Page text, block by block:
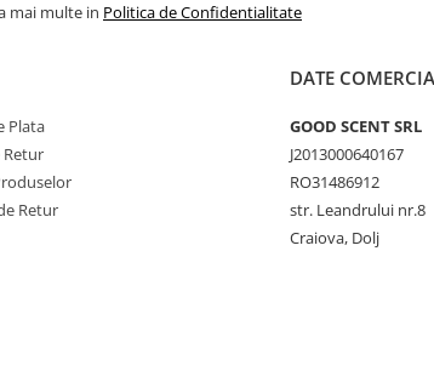
mai multe in Politica de Confidentialitate
Plata
Retur
Retur
DATE
GOOD SCENT SRL
J2013000640167
RO31486912
str. Leandrului nr.8
Craiova, Dolj